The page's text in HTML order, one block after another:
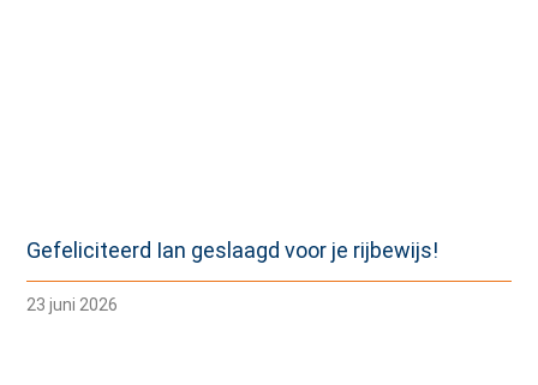
Gefeliciteerd Ian geslaagd voor je rijbewijs!
23 juni 2026